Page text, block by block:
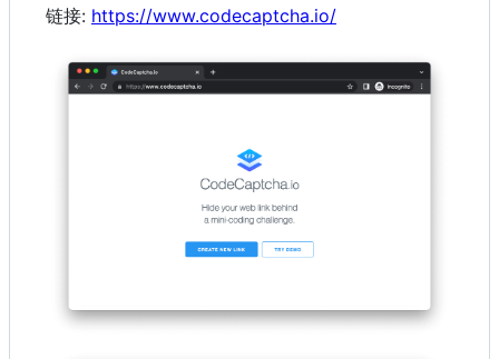
链接: https://www.codecaptcha.io/